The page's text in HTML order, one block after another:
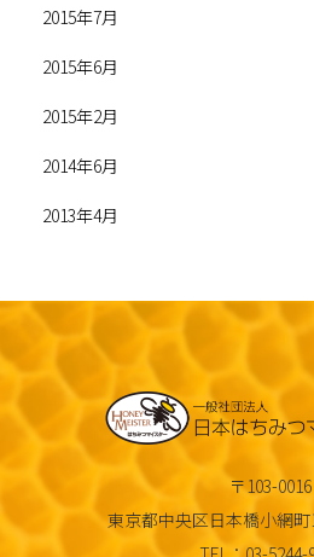
2015年7月
2015年6月
2015年2月
2014年6月
2013年4月
〒103-0016
東京都中央区日本橋小網